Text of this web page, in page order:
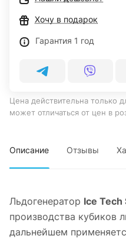
Хочу в подарок
Гарантия 1 год
Цена действительна только
может отличаться от цен в
Описание Отзывы
Льдогенератор Ice Tech
производства кубиков
дальнейшем